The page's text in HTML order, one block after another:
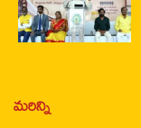
మరిన్ని